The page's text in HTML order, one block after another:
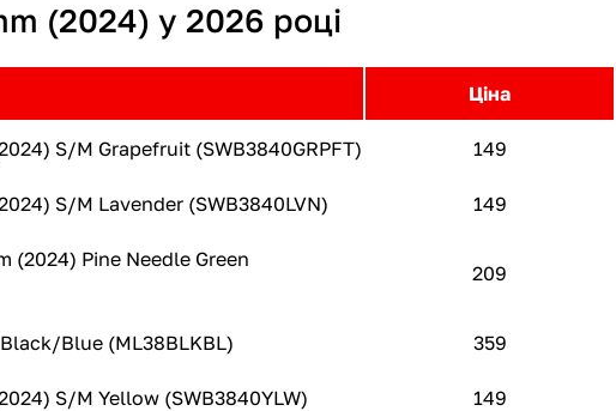
(2024) у 2026 році
Ціна
S/M Grapefruit (SWB3840GRPFT) 149
S/M Lavender (SWB3840LVN) 149
(2024) Pine Needle Green
209
Blue (ML38BLKBL) 359
S/M Yellow (SWB3840YLW) 149